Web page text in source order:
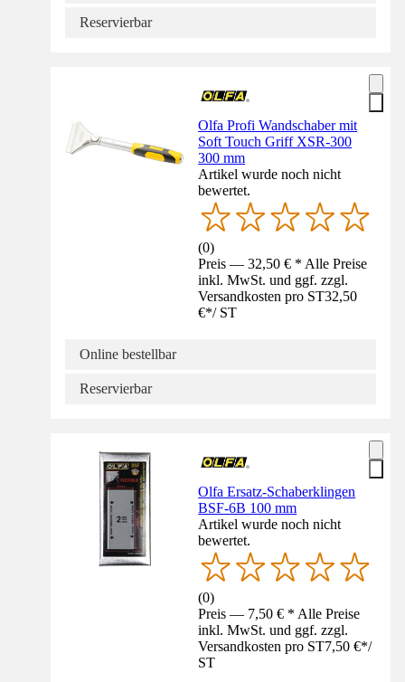
Reservierbar
Olfa Profi Wandschaber mit
Soft Touch Griff XSR-300
300 mm
Artikel wurde noch nicht
bewertet.
(0)
Preis — 32,50 € * Alle Preise
inkl. MwSt. und ggf. zzgl.
Versandkosten pro ST32,50
€*/ ST
Online bestellbar
Reservierbar
Olfa Ersatz-Schaberklingen
BSF-6B 100 mm
Artikel wurde noch nicht
bewertet.
(0)
Preis — 7,50 € * Alle Preise
inkl. MwSt. und ggf. zzgl.
Versandkosten pro ST7,50 €*/
ST